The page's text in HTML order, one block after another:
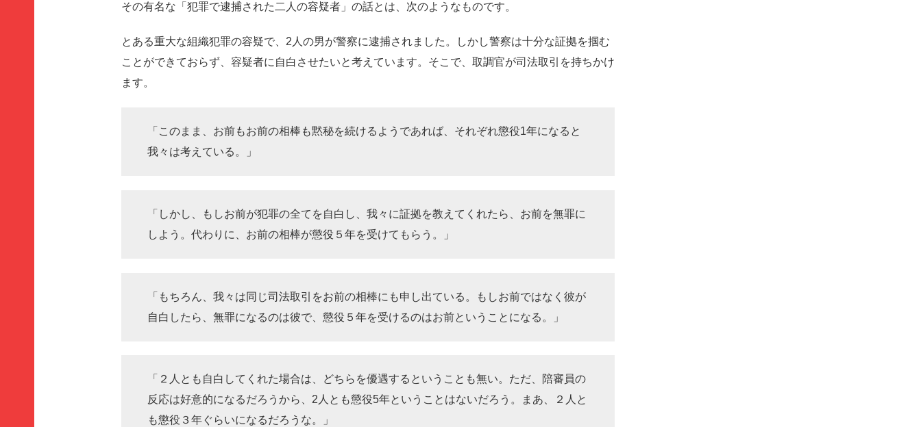
その有名な「犯罪で逮捕された二人の容疑者」の話とは、次のようなものです。
とある重大な組織犯罪の容疑で、2人の男が警察に逮捕されました。しかし警察は十分な証拠を掴む
ことができておらず、容疑者に自白させたいと考えています。そこで、取調官が司法取引を持ちかけ
ます。
「このまま、お前もお前の相棒も黙秘を続けるようであれば、それぞれ懲役1年になると
我々は考えている。」
「しかし、もしお前が犯罪の全てを自白し、我々に証拠を教えてくれたら、お前を無罪に
しよう。代わりに、お前の相棒が懲役５年を受けてもらう。」
「もちろん、我々は同じ司法取引をお前の相棒にも申し出ている。もしお前ではなく彼が
自白したら、無罪になるのは彼で、懲役５年を受けるのはお前ということになる。」
「２人とも自白してくれた場合は、どちらを優遇するということも無い。ただ、陪審員の
反応は好意的になるだろうから、2人とも懲役5年ということはないだろう。まあ、２人と
も懲役３年ぐらいになるだろうな。」